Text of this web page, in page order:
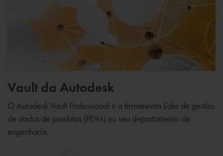
Vault da Autodesk
O Autodesk Vault Professional é a ferramenta líder de gestão
de dados de produtos (PDM) no seu departamento de
engenharia.